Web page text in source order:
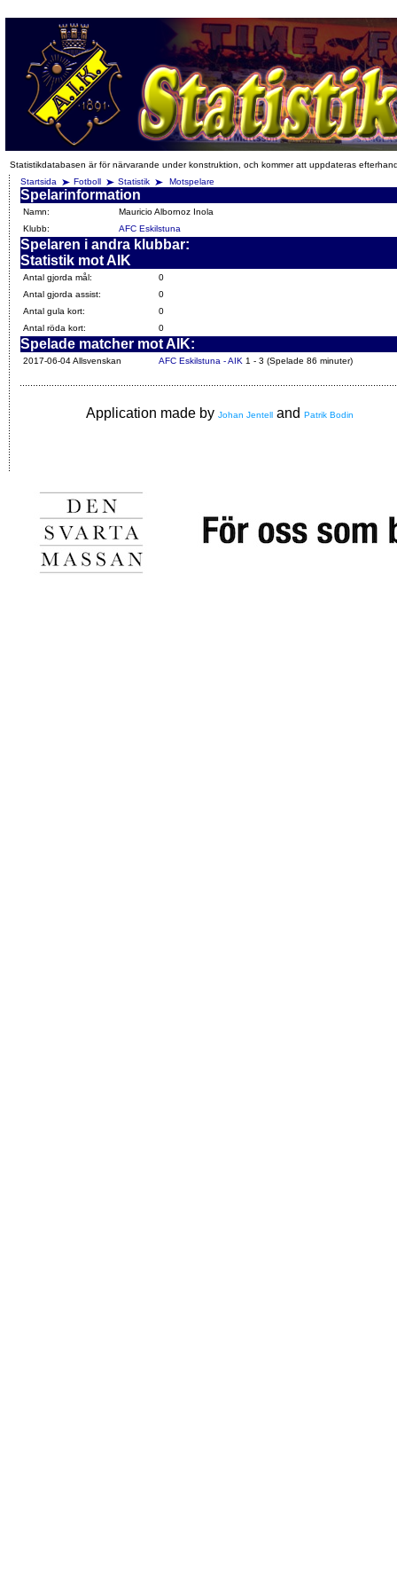
Statistikdatabasen är för närvarande under konstruktion, och kommer att uppdateras
Startsida
Fotboll Statistik Motspelare
Spelarinformation
Namn:
Mauricio Albornoz Inola
Klubb:
AFC Eskilstuna
Spelaren i andra klubbar:
Statistik mot AIK
Antal gjorda mål:
0
Antal gjorda assist:
0
Antal gula kort:
0
Antal röda kort:
0
Spelade matcher mot AIK:
2017-06-04 Allsvenskan AFC Eskilstuna - AIK 1 - 3 (Spelade 86 minuter)
Application made by Johan Jentell and Patrik Bodin